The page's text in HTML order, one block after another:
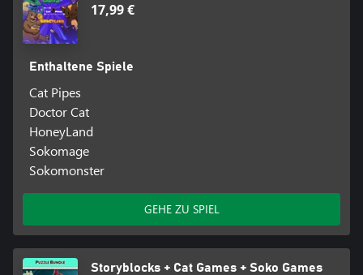
17,99 €
Enthaltene Spiele
Cat Pipes
Doctor Cat
HoneyLand
Sokomage
Sokomonster
GEHE ZU SPIEL
Storyblocks + Cat Games + Soko Games